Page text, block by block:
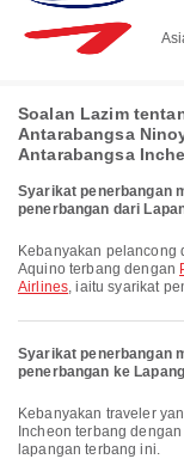
Soalan Lazim
Antarabangsa
Antarabangsa
Syarikat penerbangan
penerbangan dari
Kebanyakan pelancong dari Lapangan Terbang Antarabangsa Ninoy
Aquino terbang dengan
Airlines, iaitu syarikat
Syarikat penerbangan
penerbangan ke
Kebanyakan traveler yang menuju Lapangan Terbang Antarabangsa
Incheon terbang
lapangan terbang ini.